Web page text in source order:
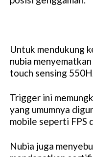
Untuk mendukung
nubia
touch sensing
Trigger ini
yang umumnya
mobile seperti FPS
Nubia juga